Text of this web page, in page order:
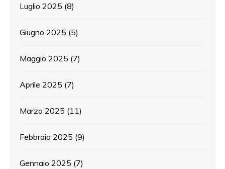
Luglio 2025 (8)
Giugno 2025 (5)
Maggio 2025 (7)
Aprile 2025 (7)
Marzo 2025 (11)
Febbraio 2025 (9)
Gennaio 2025 (7)